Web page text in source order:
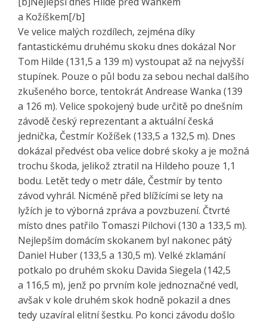
a Kožíškem[/b]
Ve velice malých rozdílech, zejména díky
fantastickému druhému skoku dnes dokázal Nor
Tom Hilde (131,5 a 139 m) vystoupat až na nejvyšší
stupínek. Pouze o půl bodu za sebou nechal dalšího
zkušeného borce, tentokrát Andrease Wanka (139
a 126 m). Velice spokojený bude určitě po dnešním
závodě český reprezentant a aktuální česká
jednička, Čestmír Kožíšek (133,5 a 132,5 m). Dnes
dokázal předvést oba velice dobré skoky a je možná
trochu škoda, jelikož ztratil na Hildeho pouze 1,1
bodu. Letět tedy o metr dále, Čestmír by tento
závod vyhrál. Nicméně před blížícími se lety na
lyžích je to výborná zpráva a povzbuzení. Čtvrté
místo dnes patřilo Tomaszi Pilchovi (130 a 133,5 m).
Nejlepším domácím skokanem byl nakonec pátý
Daniel Huber (133,5 a 130,5 m). Velké zklamání
potkalo po druhém skoku Davida Siegela (142,5
a 116,5 m), jenž po prvním kole jednoznačné vedl,
avšak v kole druhém skok hodně pokazil a dnes
tedy uzavíral elitní šestku. Po konci závodu došlo